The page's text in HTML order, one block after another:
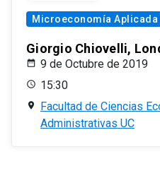
Microeconomía Aplicada
Giorgio Chiovelli,
9 de Octubre de 2019
15:30
Facultad de Ciencias
Administrativas UC